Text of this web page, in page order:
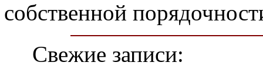
собственной
Свежие записи: